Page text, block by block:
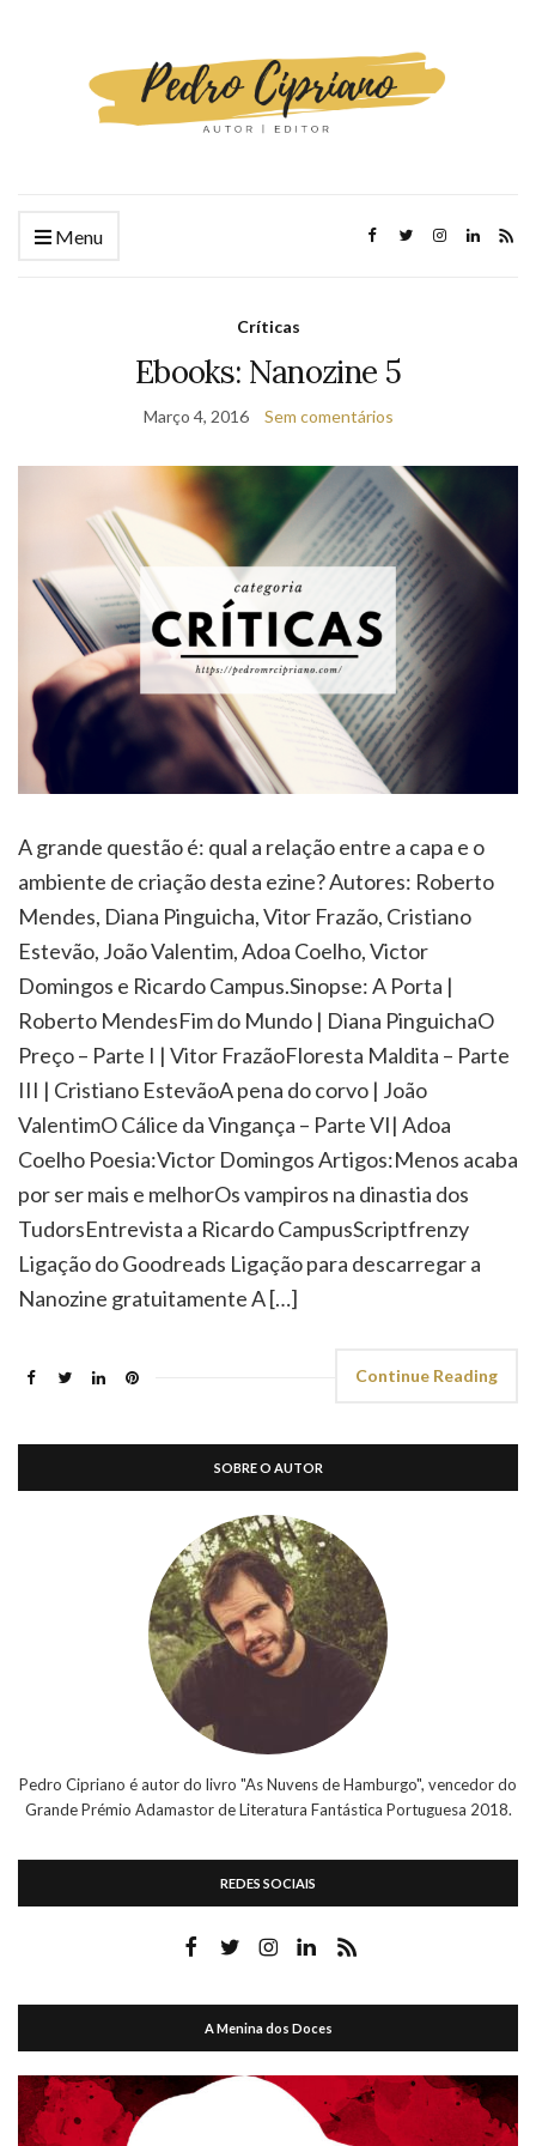
Menu
Críticas
Ebooks: Nanozine 5
Março 4, 2016 Sem comentários
A grande questão é: qual a relação entre a capa e o
ambiente de criação desta ezine? Autores: Roberto
Mendes, Diana Pinguicha, Vitor Frazão, Cristiano
Estevão, João Valentim, Adoa Coelho, Victor
Domingos e Ricardo Campus.Sinopse: A Porta |
Roberto MendesFim do Mundo | Diana PinguichaO
Preço – Parte I | Vitor FrazãoFloresta Maldita – Parte
III | Cristiano EstevãoA pena do corvo | João
ValentimO Cálice da Vingança – Parte VI| Adoa
Coelho Poesia:Victor Domingos Artigos:Menos acaba
por ser mais e melhorOs vampiros na dinastia dos
TudorsEntrevista a Ricardo CampusScriptfrenzy
Ligação do Goodreads Ligação para descarregar a
Nanozine gratuitamente A […]
Continue Reading
SOBRE O AUTOR
Pedro Cipriano é autor do livro "As Nuvens de Hamburgo", vencedor do
Grande Prémio Adamastor de Literatura Fantástica Portuguesa 2018.
REDES SOCIAIS
A Menina dos Doces